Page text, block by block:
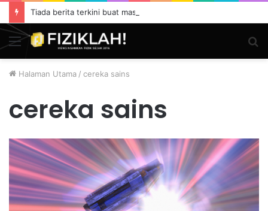
Tiada berita terkini buat masa ini.
Menu
Halaman Utama / cereka sains
cereka sains